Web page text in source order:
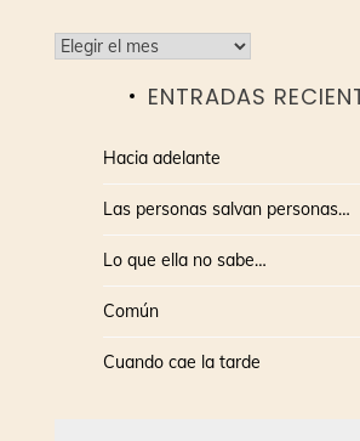
Archivos
ENTRADAS
Hacia adelante
Las personas salvan personas…
Lo que ella no sabe…
Común
Cuando cae la tarde